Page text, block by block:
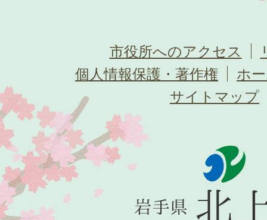
市役所へのアクセス
個人情報保護・著作権
ホ
サイトマップ